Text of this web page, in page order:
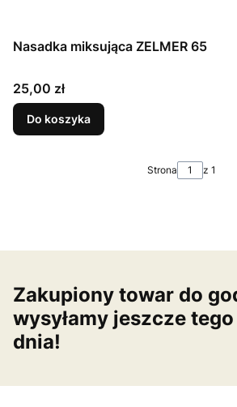
Nasadka miksująca ZELMER 65
Cena
25,00 zł
Do koszyka
Strona z 1
Zakupiony towar do
wysyłamy jeszcze
dnia!